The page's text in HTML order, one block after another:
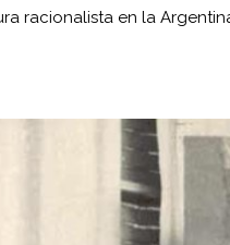
racionalista en la